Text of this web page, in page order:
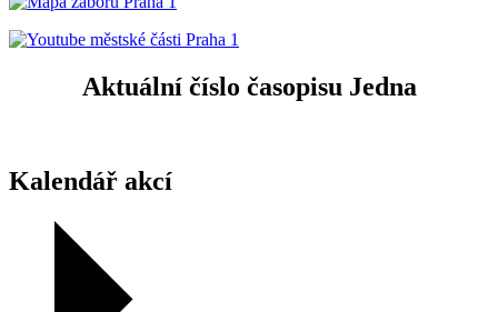
Aktuální číslo časopisu Jedna
Kalendář akcí